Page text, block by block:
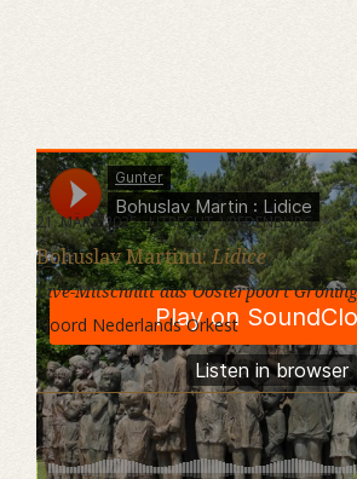
Gunter·Bohuslav Martin : Lidice
21. MÄRZ 2025 · UTRECHT, VREDENBURG
Bohuslav Martinu:Lidice
Live-Mitschnitt aus Oosterpoort
Noord Nederlands Orkest